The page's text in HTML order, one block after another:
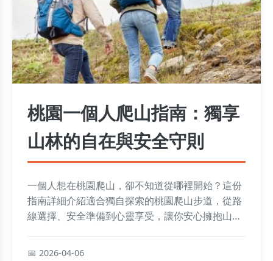
桃園一個人爬山指南：獨享
山林的自在與安全守則
一個人想在桃園爬山，卻不知道從哪裡開始？這份
指南詳細介紹適合獨自探索的桃園爬山步道，從路
線選擇、安全準備到心靈享受，讓你安心擁抱山
2026-04-06